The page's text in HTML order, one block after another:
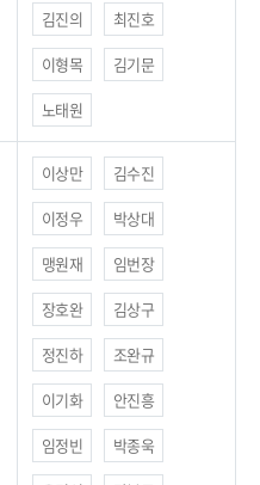
김진의
최진호
이형목
김기문
노태원
이상만
김수진
이정우
박상대
맹원재
임번장
장호완
김상구
정진하
조완규
이기화
안진흥
임정빈
박종욱